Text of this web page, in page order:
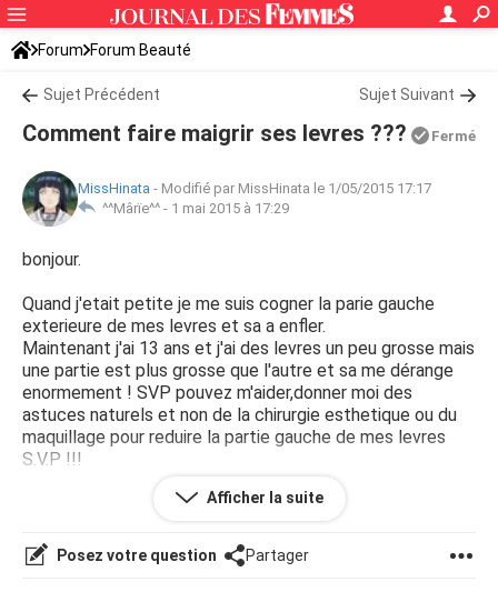
Forum Forum Beauté
Sujet Précédent Sujet Suivant
Comment faire maigrir ses levres ??? Fermé
MissHinata - Modifié par MissHinata le 1/05/2015 17:17
^^Mârïe^^ - 1 mai 2015 à 17:29
bonjour.
Quand j'etait petite je me suis cogner la parie gauche
exterieure de mes levres et sa a enfler.
Maintenant j'ai 13 ans et j'ai des levres un peu grosse mais
une partie est plus grosse que l'autre et sa me dérange
enormement ! SVP pouvez m'aider,donner moi des
astuces naturels et non de la chirurgie esthetique ou du
maquillage pour reduire la partie gauche de mes levres
S.V.P !!!
voici une photo de mes levres,je sais que l'image n'est pas
bouche :
Afficher la suite
Posez votre question Partager